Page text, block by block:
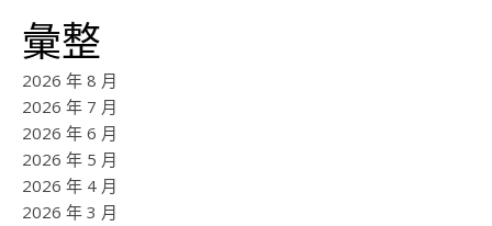
彙整
2026 年 8 月
2026 年 7 月
2026 年 6 月
2026 年 5 月
2026 年 4 月
2026 年 3 月